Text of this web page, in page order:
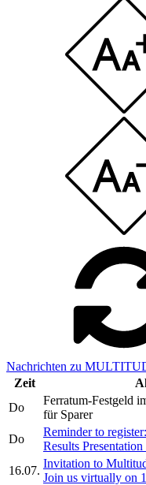
Nachrichten zu
Zeit
Do
Ferratum-Festgeld
für Sparer
Do
Reminder to
Results
16.07.
Invitation to
Join us virtually on